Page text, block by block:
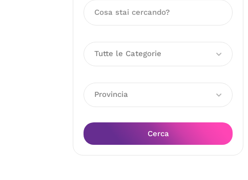
Tutte le Categorie
Provincia
Cerca